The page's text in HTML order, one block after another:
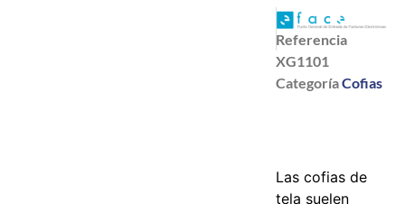
Referencia
XG1101
CategoríaCofias
Las cofias de
tela suelen